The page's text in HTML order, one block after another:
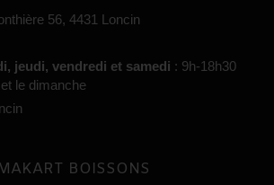
56, 4431 Loncin
jeudi, vendredi et samedi : 9h-18h30
le dimanche
BOISSONS